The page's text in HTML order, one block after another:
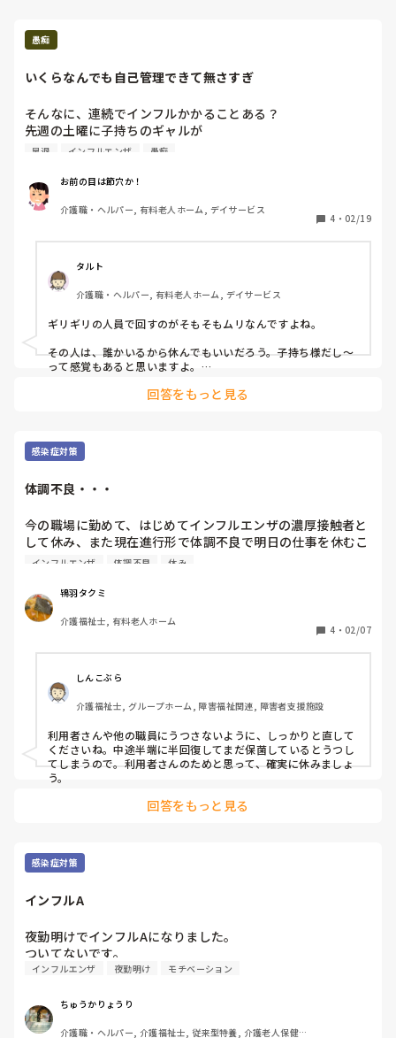
愚痴
いくらなんでも自己管理できて無さすぎ
そんなに、連続でインフルかかることある？
先週の土曜に子持ちのギャルが
子供が熱出たと、、職場に学校から連絡があり早退
ます(  '-' )
この人この前もインフルとかで
そんなに連チャンでかかるものなのか？
ただでさえの人手不足
人数が足りないてことで入浴も中止になったりします……
そしてこんな時に
早退 インフルエンザ 愚痴
お前の目は節穴か！
介護職・ヘルパー, 有料老人ホーム, デイサービス
4 ・ 02/19
タルト
介護職・ヘルパー, 有料老人ホーム, デイサービス
ギリギリの人員で回すのがそもそもムリなんですよね。
その人は、誰かいるから休んでもいいだろう。子持ち様だし〜
って感覚もあると思いますよ。
せせりさん、ストレス発散がうまくできますように。
あと、人に期待しないことですよ！
回答をもっと見る
感染症対策
体調不良・・・
今の職場に勤めて、はじめてインフルエンザの濃厚接触者と
して休み、また現在進行形で体調不良で明日の仕事を休むこ
とになりました。
ています。
１日でも早く体調良くするように休めます。
インフルエンザ 体調不良 休み
鴇羽タクミ
介護福祉士, 有料老人ホーム
4 ・ 02/07
しんこぶら
介護福祉士, グループホーム, 障害福祉関連, 障害者支援施設
利用者さんや他の職員にうつさないように、しっかりと直して
くださいね。中途半端に半回復してまだ保菌しているとうつし
てしまうので。利用者さんのためと思って、確実に休みましょ
う。
回答をもっと見る
感染症対策
インフルA
夜勤明けでインフルAになりました。
ついてないです。
インフルエンザ 夜勤明け モチベーション
ちゅうかりょうり
介護職・ヘルパー, 介護福祉士, 従来型特養, 介護老人保健施